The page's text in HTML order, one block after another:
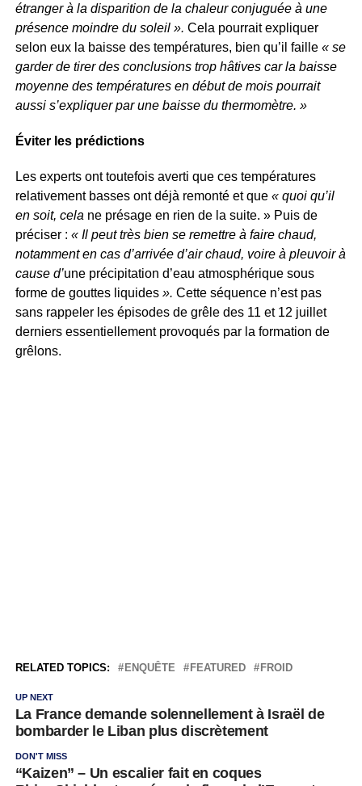
étranger à la disparition de la chaleur conjuguée à une
présence moindre du soleil ». Cela pourrait expliquer
selon eux la baisse des températures, bien qu’il faille « se
garder de tirer des conclusions trop hâtives car la baisse
moyenne des températures en début de mois pourrait
aussi s’expliquer par une baisse du thermomètre. »
Éviter les prédictions
Les experts ont toutefois averti que ces températures
relativement basses ont déjà remonté et que« quoi qu’il
en soit, cela ne présage en rien de la suite. » Puis de
préciser : « Il peut très bien se remettre à faire chaud,
notamment en cas d’arrivée d’air chaud, voire à pleuvoir à
cause d’une précipitation d’eau atmosphérique sous
forme de gouttes liquides». Cette séquence n’est pas
sans rappeler les épisodes de grêle des 11 et 12 juillet
derniers essentiellement provoqués par la formation de
grêlons.
RELATED TOPICS: ENQUÊTE FEATURED FROID
UP NEXT
La France demande solennellement à Israël de
bombarder le Liban plus discrètement
DON'T MISS
“Kaizen” – Un escalier fait en coques